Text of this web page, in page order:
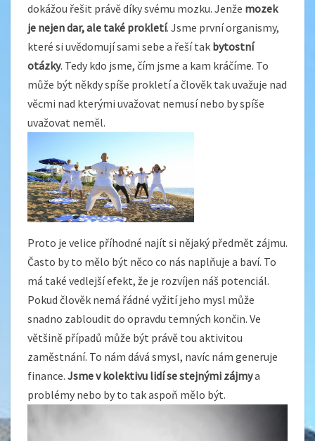
dokážou řešit právě díky svému mozku. Jenže mozek
je nejen dar, ale také prokletí. Jsme první organismy,
které si uvědomují sami sebe a řeší tak bytostní
otázky. Tedy kdo jsme, čím jsme a kam kráčíme. To
může být někdy spíše prokletí a člověk tak uvažuje nad
věcmi nad kterými uvažovat nemusí nebo by spíše
uvažovat neměl.
Proto je velice příhodné najít si nějaký předmět zájmu.
Často by to mělo být něco co nás naplňuje a baví. To
má také vedlejší efekt, že je rozvíjen náš potenciál.
Pokud člověk nemá řádné vyžití jeho mysl může
snadno zabloudit do opravdu temných končin. Ve
většině případů může být právě tou aktivitou
zaměstnání. To nám dává smysl, navíc nám generuje
finance. Jsme v kolektivu lidí se stejnými zájmya
problémy nebo by to tak aspoň mělo být.